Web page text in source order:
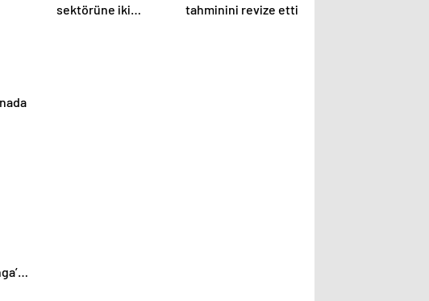
sektörüne iki
tahminini revize etti